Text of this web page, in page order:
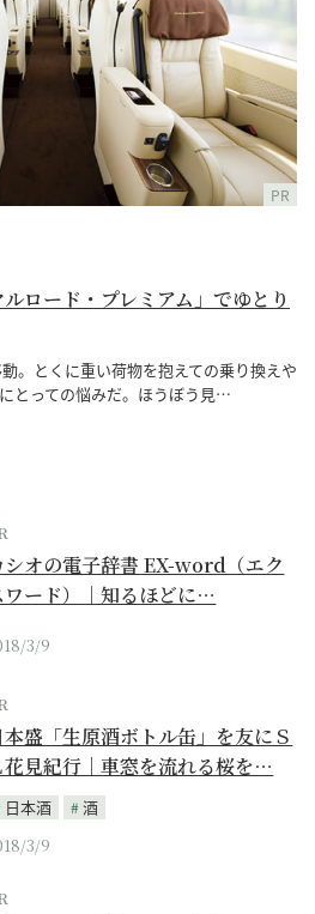
PR
ロード・プレミアム」でゆとり
。とくに重い荷物を抱えての乗り換えや
とっての悩みだ。ほうぼう見…
シオの電子辞書 EX-word（エク
ワード）｜知るほどに…
3/9
本盛「生原酒ボトル缶」を友にＳ
花見紀行｜車窓を流れる桜を…
日本酒
酒
3/9